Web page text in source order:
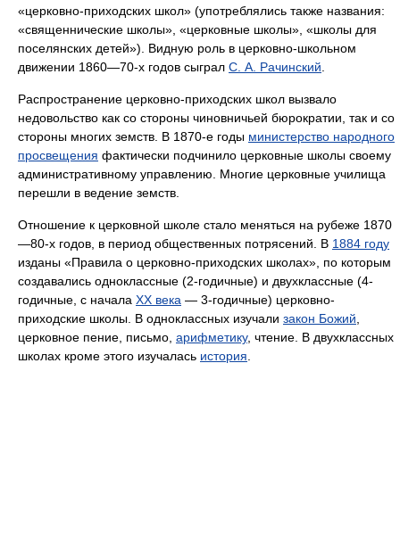
«церковно-приходских школ» (употреблялись также названия:
«священнические школы», «церковные школы», «школы для
поселянских детей»). Видную роль в церковно-школьном
движении 1860—70-х годов сыграл С. А. Рачинский
Распространение церковно-приходских школ вызвало
недовольство как со стороны чиновничьей бюрократии, так и со
стороны многих земств. В 1870-е годы министерство народного
просвещения фактически подчинило церковные школы своему
административному управлению. Многие церковные училища
перешли в ведение земств.
Отношение к церковной школе стало меняться на рубеже 1870
—80-х годов, в период общественных потрясений. В 1884 году
изданы «Правила о церковно-приходских школах», по которым
создавались одноклассные (2-годичные) и двухклассные (4-
годичные, с начала XX века — 3-годичные) церковно-
приходские школы. В одноклассных изучали закон Божий
церковное пение, письмо, арифметику, чтение. В двухклассных
школах кроме этого изучалась история